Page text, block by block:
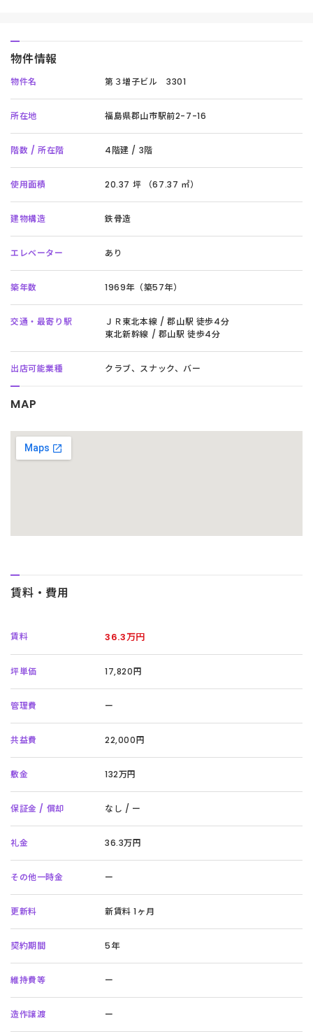
物件情報
物件名 第３増⼦ビル 3301
所在地 福島県郡⼭市駅前2-7-16
階数 / 所在階 4階建 / 3階
使用面積 20.37 坪 （67.37 ㎡）
建物構造 鉄骨造
エレベーター あり
築年数 1969年（築57年）
交通・最寄り駅
ＪＲ東北本線 / 郡山駅 徒歩4分
東北新幹線 / 郡山駅 徒歩4分
出店可能業種 クラブ、スナック、バー
MAP
賃料・費用
賃料 36.3万円
坪単価 17,820円
管理費 ー
共益費 22,000円
敷金 132万円
保証金 / 償却 なし / ー
礼金 36.3万円
その他一時金 ー
更新料 新賃料 1ヶ月
契約期間 5年
維持費等 ー
造作譲渡 ー